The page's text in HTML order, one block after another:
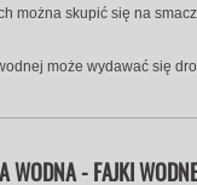
można skupić się na
może wydawać się
WODNA - FAJKI